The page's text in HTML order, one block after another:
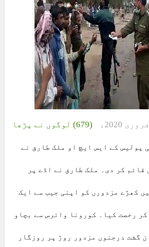
(679) لوگوں نے پڑھا
پولیس کے ایس ایچ او ملک طارق نے
قائم کر دی۔ ملک طارق نے اڈے پر
کھڑے مزدورں کو اپنی جیب سے ایک
رخصت کیا۔ کورونا وائرس سے بچاو
گشت درجنوں مزدور روڑ پر روزگار